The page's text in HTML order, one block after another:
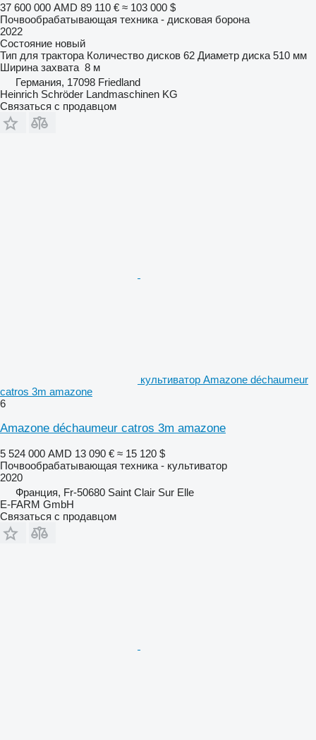
37 600 000 AMD 89 110 € ≈ 103 000 $
Почвообрабатывающая техника - дисковая борона
2022
Состояние новый
Тип для трактора Количество дисков 62 Диаметр диска 510 мм
Ширина захвата 8 м
Германия, 17098 Friedland
Heinrich Schröder Landmaschinen KG
Связаться с продавцом
культиватор Amazone déchaumeur
catros 3m amazone
6
Amazone déchaumeur catros 3m amazone
5 524 000 AMD 13 090 € ≈ 15 120 $
Почвообрабатывающая техника - культиватор
2020
Франция, Fr-50680 Saint Clair Sur Elle
E-FARM GmbH
Связаться с продавцом